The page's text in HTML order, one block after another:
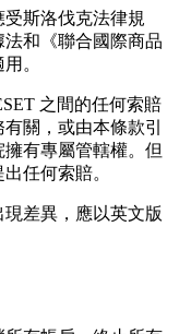
斯洛伐克法律規
和《聯合國際商品
。
之間的任何索賠
關，或由本條款引
有專屬管轄權。但
任何索賠。
差異，應以英文版